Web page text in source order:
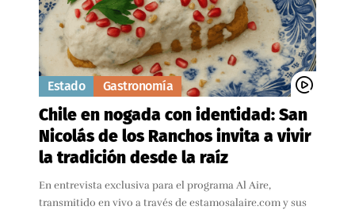
Estado Gastronomía
Chile en nogada con identidad: San
Nicolás de los Ranchos invita a vivir
la tradición desde la raíz
En entrevista exclusiva para el programa Al Aire,
transmitido en vivo a través de estamosalaire.com y sus